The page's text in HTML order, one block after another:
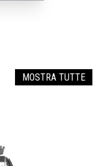
MOSTRA TUTTE